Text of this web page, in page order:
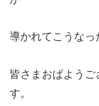
導かれてこうなっ
皆さまおぱよう
す。